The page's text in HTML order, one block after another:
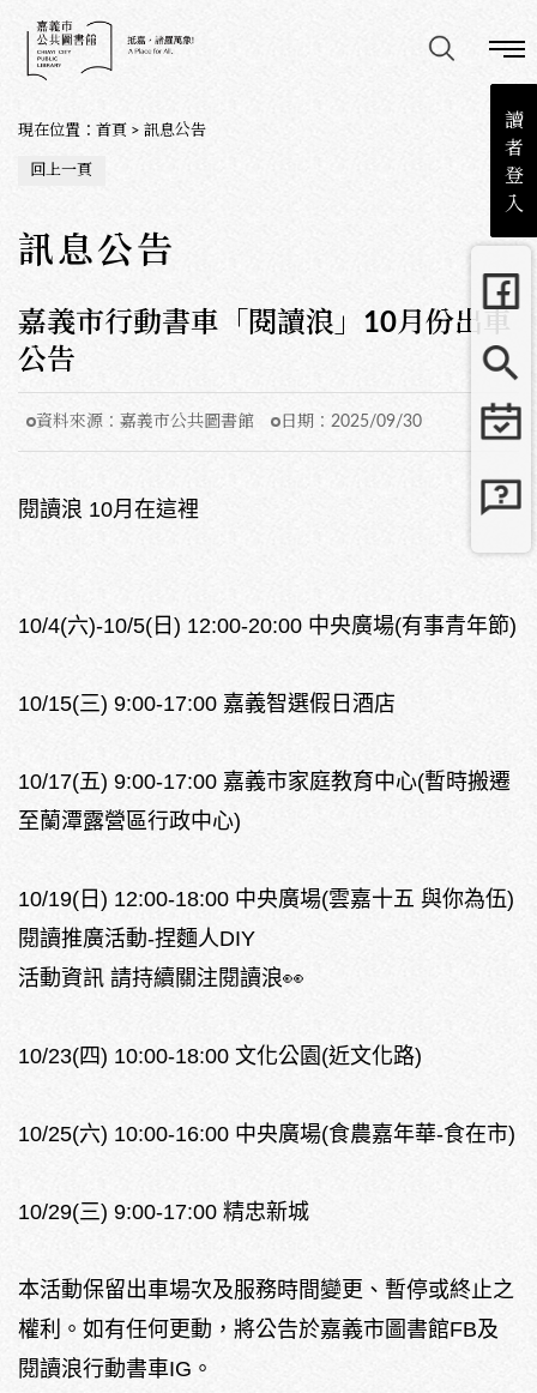
讀
者
登
入
現在位置 ： 首頁 > 訊息公告
回上一頁
訊息公告
嘉義市行動書車「閱讀浪」10月份出車
公告
資料來源： 嘉義市公共圖書館 日期： 2025/09/30
閱讀浪 10月在這裡
10/4(六)-10/5(日) 12:00-20:00 中央廣場(有事青年節)
10/15(三) 9:00-17:00 嘉義智選假日酒店
10/17(五) 9:00-17:00 嘉義市家庭教育中心(暫時搬遷
至蘭潭露營區行政中心)
10/19(日) 12:00-18:00 中央廣場(雲嘉十五 與你為伍)
閱讀推廣活動-捏麵人DIY
活動資訊 請持續關注閱讀浪👀
10/23(四) 10:00-18:00 文化公園(近文化路)
10/25(六) 10:00-16:00 中央廣場(食農嘉年華-食在市)
10/29(三) 9:00-17:00 精忠新城
本活動保留出車場次及服務時間變更、暫停或終止之
權利。如有任何更動，將公告於嘉義市圖書館FB及
閱讀浪行動書車IG。